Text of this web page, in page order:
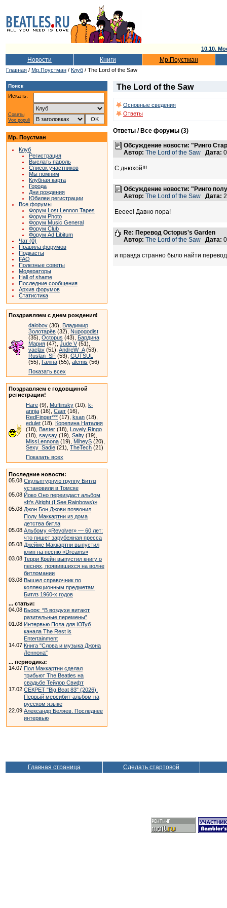
10.10.
Новости Книги Мр.Поустман
Главная / Мр.Поустман / Клуб / The Lord of the Saw
Поиск
Искать:
Советы
Vox populi
Мр. Поустман
Клуб
Регистрация
Выслать пароль
Список участников
Мы помним
Клубная карта
Города
Дни рождения
Юбилеи регистрации
Все форумы
Форум Lost Lennon Tapes
Форум Photo
Форум Music General
Форум Club
Форум Ad Libitum
Чат (0)
Правила форумов
Подкасты
FAQ
Полезные советы
Модераторы
Hall of shame
Последние сообщения
Архив форумов
Статистика
Поздравляем с днем рождения!
dalobov (30), Владимир
Золотарёв (32), Nupogodist
(35), Octopus (43), Бардина
Мария (47), Jude V(51),
vaclav (51), AndreW_A(53),
Ruslan_SF (53), GUTSUL
(55), Галіна (55), alemis (56)
Показать всех
Поздравляем с годовщиной
регистрации!
Hare (9), Muftinsky (10), k-
annja (16), Caer (16),
RedFinger*** (17), ksan (18),
edulet (18), Корепина Наталия
(18), Baster (18), Lovely Ringo
(18), saysay (19), Salty (19),
MissLennona (19), MiheyS (20),
Sexy_Sadie (21), TheTech (21)
Показать всех
Последние новости:
05.08 Скульптурную группу Битлз
установили в Томске
05.08 Йоко Оно переиздаст альбом
«It’s Alright (I See Rainbows)»
05.08 Джон Бон Джови позвонил
Полу Маккартни из дома
детства битла
05.08 Альбому «Revolver» — 60 лет:
что пишет зарубежная пресса
05.08 Джеймс Маккартни выпустил
клип на песню «Dreams»
03.08 Терри Крейн выпустил книгу о
песнях, появившихся на волне
битломании
03.08 Вышел справочник по
коллекционным предметам
Битлз 1960-х годов
... статьи:
04.08 Бьорк: “В воздухе витают
разительные перемены”
01.08 Интервью Пола для ЮТуб
канала The Rest is
Entertainment
14.07 Книга "Слова и музыка Джона
Леннона"
... периодика:
14.07 Пол Маккартни сделал
трибьют The Beatles на
свадьбе Тейлор Свифт
17.02 СЕКРЕТ "Big Beat 83" (2026).
Первый мерсибит-альбом на
русском языке
22.09 Александр Беляев. Последнее
интервью
The Lord of the Saw
Основные сведения
Ответы
Ответы / Все форумы (3)
Обсуждение новости: "Ринго
Автор: The Lord of the Saw Дата:
С днюхой!!!
Обсуждение новости: "Ринго
Автор: The Lord of the Saw Дата:
Еееее! Давно пора!
Re: Перевод Octopus's Garden
Автор: The Lord of the Saw Дата:
и правда странно было найти
Главная страница Сделать стартовой